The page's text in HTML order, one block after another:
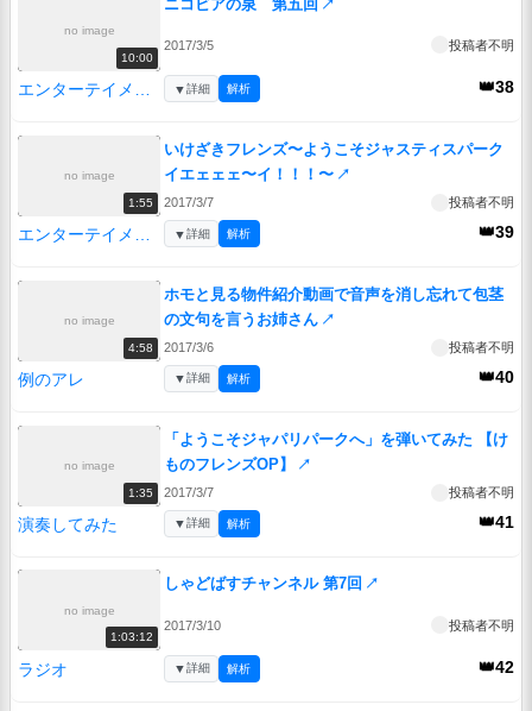
no image
10:00
ニコビアの泉 第五回 ↗
2017/3/5 投稿者不明
👑38
▼詳細 解析
no image
1:55
いけざきフレンズ〜ようこそジャスティスパーク
イエェェェ〜イ！！！〜 ↗
2017/3/7 投稿者不明
👑39
▼詳細 解析
no image
4:58
ホモと見る物件紹介動画で音声を消し忘れて包茎
の文句を言うお姉さん ↗
2017/3/6 投稿者不明
例のアレ 👑40
▼詳細 解析
no image
1:35
「ようこそジャパリパークへ」を弾いてみた 【け
ものフレンズOP】
↗
2017/3/7 投稿者不明
演奏してみた 👑41
▼詳細 解析
no image
1:03:12
しゃどばすチャンネル 第7回 ↗
2017/3/10 投稿者不明
ラジオ 👑42
▼詳細 解析